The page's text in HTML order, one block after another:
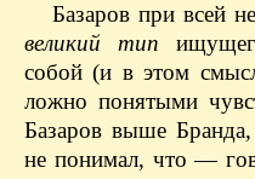
Базаров при всей
великий тип
собой (и в этом
ложно понятыми
Базаров выше
не понимал, что —